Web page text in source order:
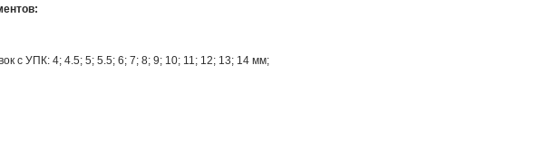
с УПК: 4; 4.5; 5; 5.5; 6; 7; 8; 9; 10; 11; 12; 13; 14 мм;